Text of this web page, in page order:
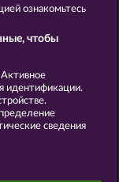
ознакомьтесь
чтобы
идентификации.
сведения